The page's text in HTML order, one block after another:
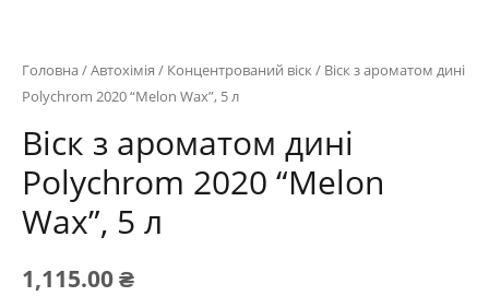
Головна/Автохімія / Концентрований віск/ Віск з ароматом дині
Polychrom 2020 “Melon Wax”, 5 л
Віск з ароматом дині
Polychrom 2020 “Melon
Wax”, 5 л
1,115.00₴